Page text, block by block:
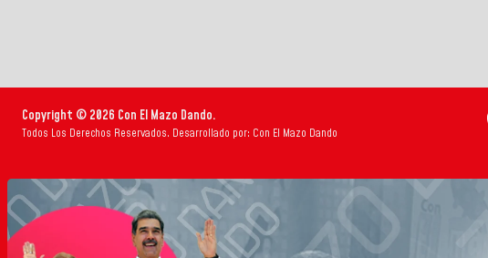
Copyright © 2026 Con El Mazo Dando.
Todos Los Derechos Reservados. Desarrollado por: Con El Mazo Dando